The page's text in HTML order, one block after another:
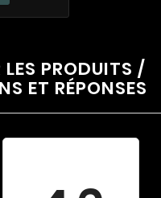
PRODUITS /
ET RÉPONSES